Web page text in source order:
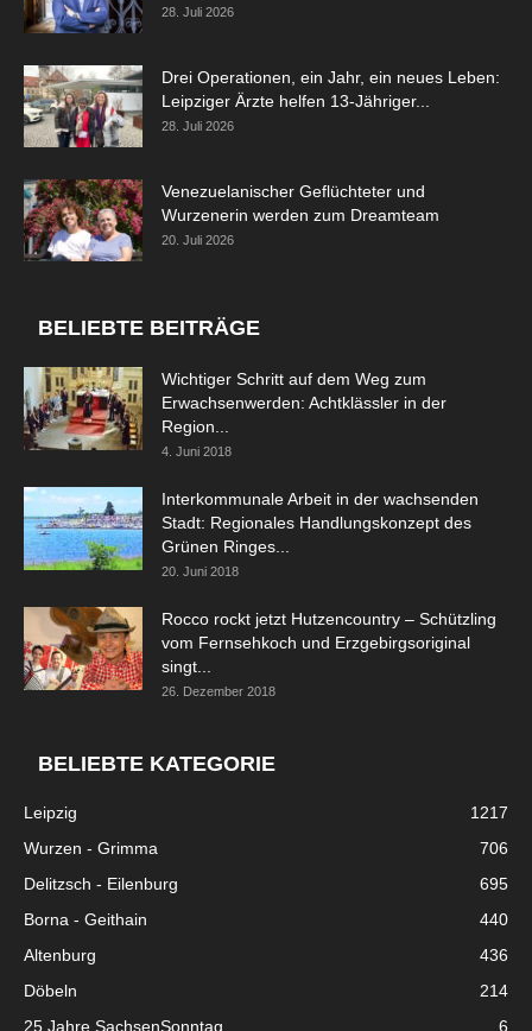
28. Juli 2026
Drei Operationen, ein Jahr, ein neues Leben:
Leipziger Ärzte helfen 13-Jähriger...
28. Juli 2026
Venezuelanischer Geflüchteter und
Wurzenerin werden zum Dreamteam
20. Juli 2026
BELIEBTE BEITRÄGE
Wichtiger Schritt auf dem Weg zum
Erwachsenwerden: Achtklässler in der
Region...
4. Juni 2018
Interkommunale Arbeit in der wachsenden
Stadt: Regionales Handlungskonzept des
Grünen Ringes...
20. Juni 2018
Rocco rockt jetzt Hutzencountry – Schützling
vom Fernsehkoch und Erzgebirgsoriginal
singt...
26. Dezember 2018
BELIEBTE KATEGORIE
Leipzig
1217
Wurzen - Grimma
706
Delitzsch - Eilenburg
695
Borna - Geithain
440
Altenburg
436
Döbeln
214
25 Jahre SachsenSonntag
6